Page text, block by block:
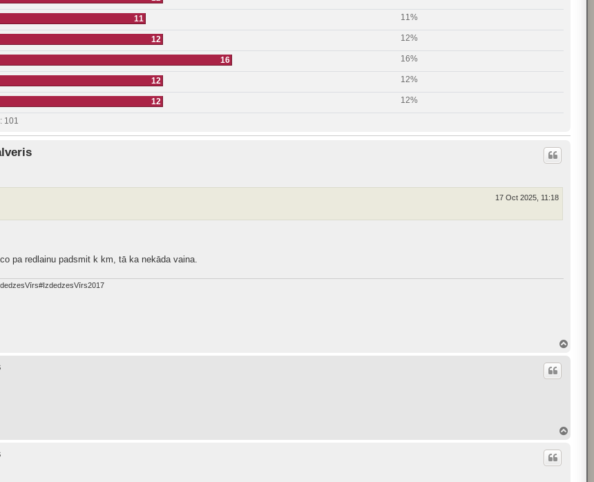
11 11%
12 12%
16 16%
12 12%
12 12%
101
17 Oct 2025, 11:18
pa redlainu padsmit k km, tā ka nekāda vaina.